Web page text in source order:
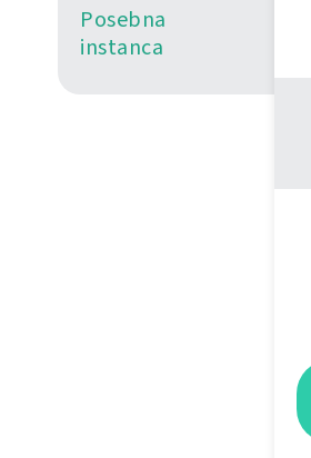
Posebna
instanca